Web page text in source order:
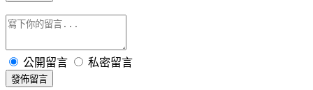
公開留言 私密留言
發佈留言